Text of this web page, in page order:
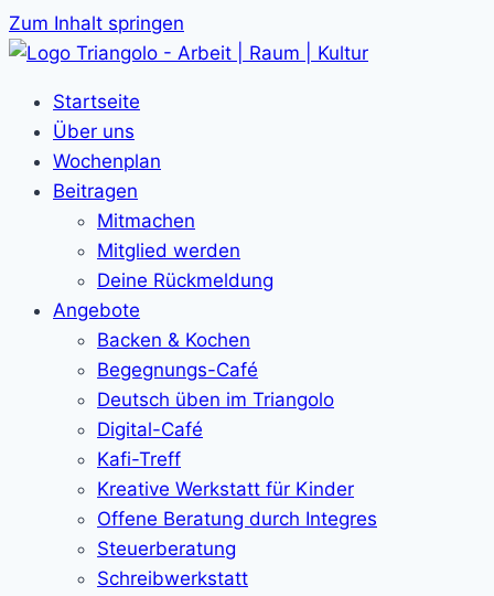
Zum Inhalt springen
Startseite
Über uns
Wochenplan
Beitragen
Mitmachen
Mitglied werden
Deine Rückmeldung
Angebote
Backen & Kochen
Begegnungs-Café
Deutsch üben im Triangolo
Digital-Café
Kafi-Treff
Kreative Werkstatt für Kinder
Offene Beratung durch Integres
Steuerberatung
Schreibwerkstatt